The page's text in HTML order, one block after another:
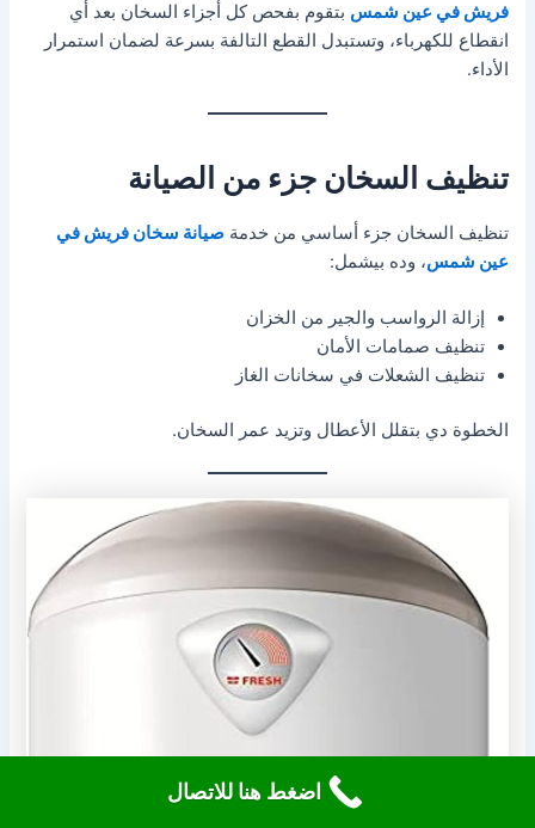
فريش في عين شمس بتقوم بفحص كل أجزاء السخان بعد أي
انقطاع للكهرباء، وتستبدل القطع التالفة بسرعة لضمان استمرار
الأداء.
تنظيف السخان جزء من الصيانة
تنظيف السخان جزء أساسي من خدمةصيانة سخان فريش في
عين شمس، وده بيشمل:
إزالة الرواسب والجير من الخزان
تنظيف صمامات الأمان
تنظيف الشعلات في سخانات الغاز
الخطوة دي بتقلل الأعطال وتزيد عمر السخان.
اضغط هنا للاتصال